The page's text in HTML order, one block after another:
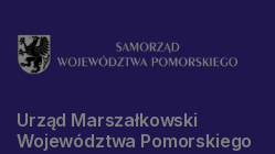
Urząd Marszałkowski
Województwa Pomorskiego